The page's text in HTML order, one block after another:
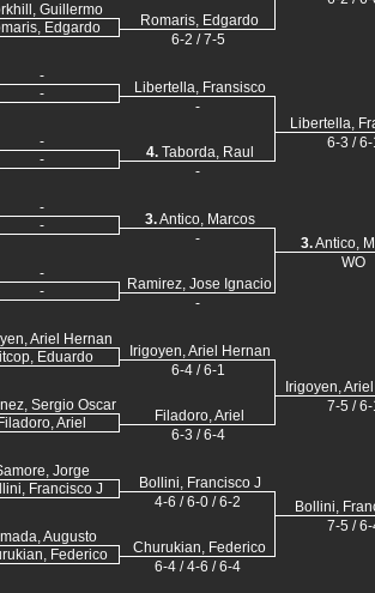
Guillermo
Edgardo
-
-
-
-
-
-
-
-
Ariel Hernan
Eduardo
Sergio Oscar
Filadoro, Ariel
Jorge
Francisco J
Augusto
Federico
Romaris, Edgardo
6-2 / 7-5
Libertella, Fransisco
-
4.Taborda, Raul
-
3.Antico, Marcos
-
Ramirez, Jose Ignacio
-
Irigoyen, Ariel Hernan
6-4 / 6-1
Filadoro, Ariel
6-3 / 6-4
Bollini, Francisco J
4-6 / 6-0 / 6-2
Churukian, Federico
6-4 / 4-6 / 6-4
Libertella,
6-3 / 6-
3.Antico,
WO
Irigoyen,
7-5 / 6-
Bollini,
7-5 / 6-